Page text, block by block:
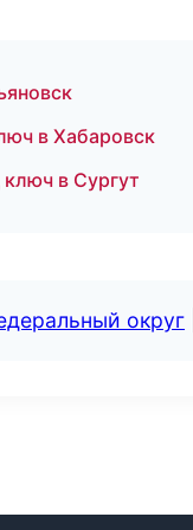
в Хабаровск
в Сургут
округ